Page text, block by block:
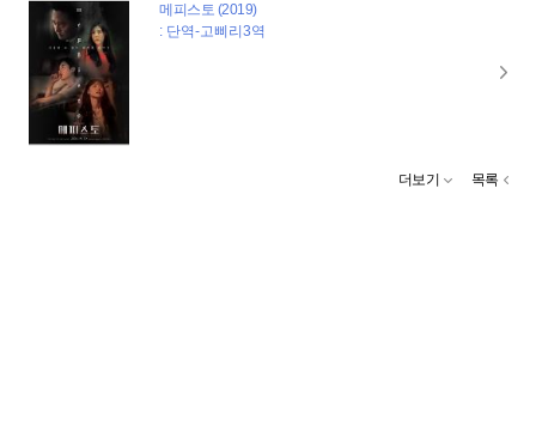
메피스토 (2019)
: 단역-고삐리3역
더보기 목록